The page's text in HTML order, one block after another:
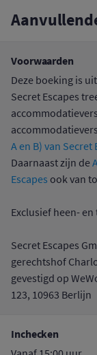
Voorwaarden
Deze boeking is
Secret Escapes
A en B) van Secret
Daarnaast zijn de
Escapes ook van
Exclusief heen-
Secret Escapes
gerechtshof
gevestigd op
123, 10963 Berlijn
Inchecken